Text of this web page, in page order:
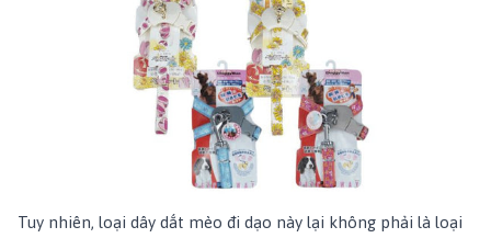
Tuy nhiên, loại dây dắt mèo đi dạo này lại không phải là loại